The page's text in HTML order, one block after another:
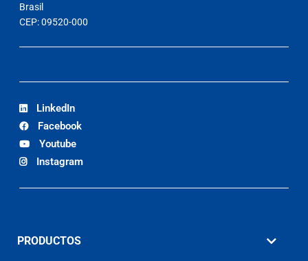
Brasil
CEP: 09520-000
LinkedIn
Facebook
Youtube
Instagram
PRODUCTOS